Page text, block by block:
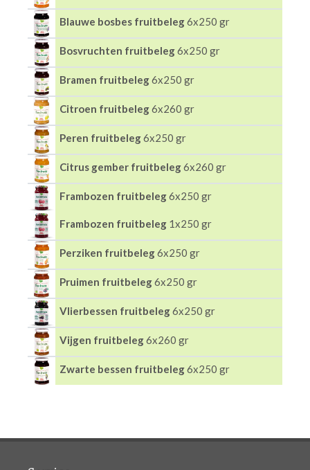
Blauwe bosbes fruitbeleg6x250 gr
Bosvruchten fruitbeleg6x250 gr
Bramen fruitbeleg6x250 gr
Citroen fruitbeleg6x260 gr
Peren fruitbeleg6x250 gr
Citrus gember fruitbeleg6x260 gr
Frambozen fruitbeleg6x250 gr
Frambozen fruitbeleg 1x250 gr
Perziken fruitbeleg6x250 gr
Pruimen fruitbeleg6x250 gr
Vlierbessen fruitbeleg6x250 gr
Vijgen fruitbeleg6x260 gr
Zwarte bessen fruitbeleg6x250 gr